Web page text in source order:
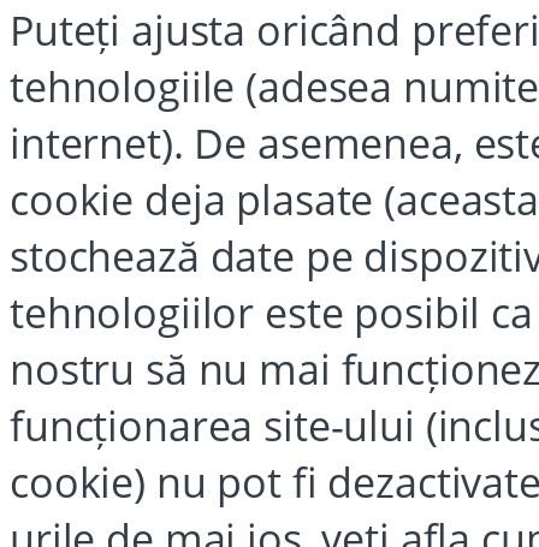
Puteți ajusta oricând
tehnologiile (adesea
internet). De asemenea,
cookie deja plasate
stochează date pe
tehnologiilor este posibil
nostru să nu mai
funcționarea site-ului
cookie) nu pot fi